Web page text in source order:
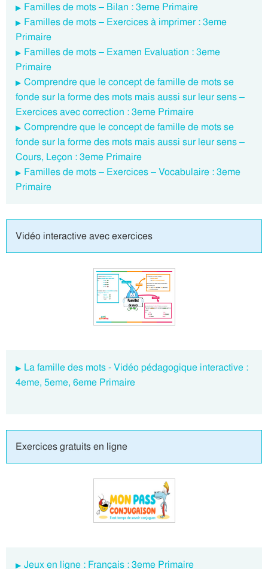
Familles de mots – Bilan : 3eme Primaire
Familles de mots – Exercices à imprimer : 3eme
Primaire
Familles de mots – Examen Evaluation : 3eme
Primaire
Comprendre que le concept de famille de mots se
fonde sur la forme des mots mais aussi sur leur sens –
Exercices avec correction : 3eme Primaire
Comprendre que le concept de famille de mots se
fonde sur la forme des mots mais aussi sur leur sens –
Cours, Leçon : 3eme Primaire
Familles de mots – Exercices – Vocabulaire : 3eme
Primaire
Vidéo interactive avec exercices
La famille des mots - Vidéo pédagogique interactive :
4eme, 5eme, 6eme Primaire
Exercices gratuits en ligne
Jeux en ligne : Français : 3eme Primaire